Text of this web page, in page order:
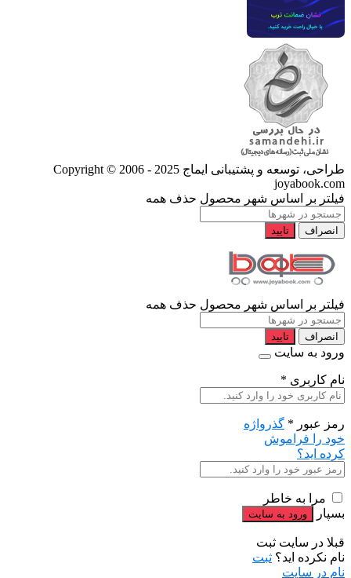
طراحی، توسعه و پشتیبانی ایماج Copyright © 2006 - 2025
joyabook.com
فیلتر بر اساس شهر محصول حذف همه
انصراف تایید
فیلتر بر اساس شهر محصول حذف همه
انصراف تایید
ورود به سایت
نام کاربری *
رمز عبور * گذرواژه
خود را فراموش
کرده اید؟
مرا به خاطر
بسپار
قبلا در سایت ثبت
نام نکرده اید؟ ثبت
نام در سایت